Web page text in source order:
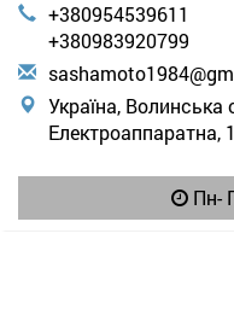
+380954539611
+380983920799
sashamoto1984@gm
Україна, Волинська
Електроаппаратна, 1
Пн-